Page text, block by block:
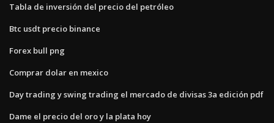
Tabla de inversión del precio del petróleo
Btc usdt precio binance
Forex bull png
Comprar dolar en mexico
Day trading y swing trading el mercado de divisas 3a edición pdf
Dame el precio del oro y la plata hoy